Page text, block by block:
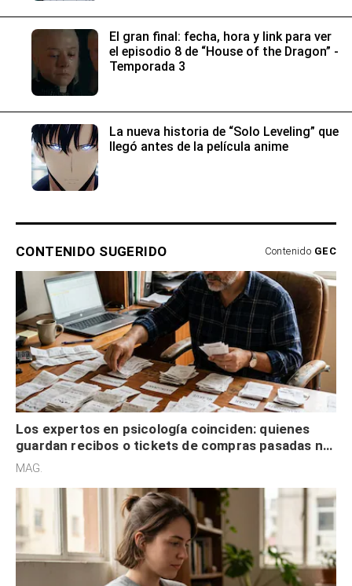
El gran final: fecha, hora y link para ver
el episodio 8 de “House of the Dragon” -
Temporada 3
La nueva historia de “Solo Leveling” que
llegó antes de la película anime
CONTENIDO SUGERIDO Contenido GEC
Los expertos en psicología coinciden: quienes
guardan recibos o tickets de compras pasadas no
son acumuladores, sino que tienen necesidad de
MAG.